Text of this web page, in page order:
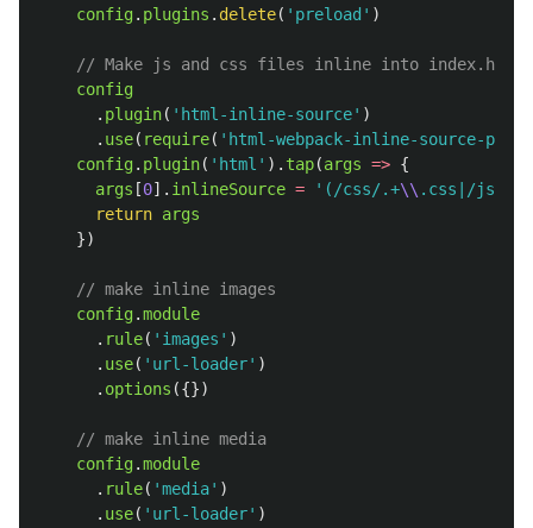
config. plugins . delete( ' preload ' )
// Make js and css files inline into index.html
config
. plugin( ' html-inline-source' )
. use( require( ' html-webpack-inline-source-
config. plugin( ' html ' ). tap(args => {
args [0]. inlineSource = ' (/css/.+\\ .css|/js/.+
return args
})
// make inline images
config.module
. rule( ' images ' )
. use( ' url-loader' )
. options ({})
// make inline media
config.module
. rule( 'media' )
. use( ' url-loader' )